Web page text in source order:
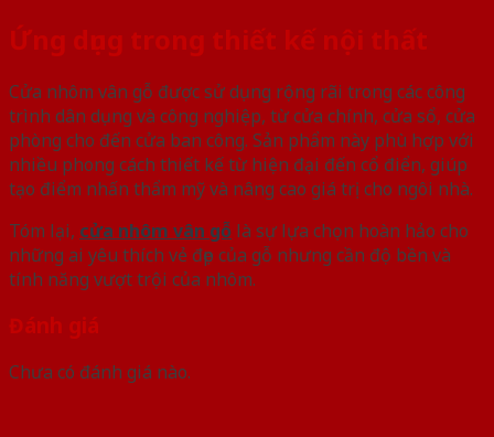
Ứng dụng trong thiết kế nội thất
Cửa nhôm vân gỗ được sử dụng rộng rãi trong các công
trình dân dụng và công nghiệp, từ cửa chính, cửa sổ, cửa
phòng cho đến cửa ban công. Sản phẩm này phù hợp với
nhiều phong cách thiết kế từ hiện đại đến cổ điển, giúp
tạo điểm nhấn thẩm mỹ và nâng cao giá trị cho ngôi nhà.
Tóm lại, cửa nhôm vân gỗ là sự lựa chọn hoàn hảo cho
những ai yêu thích vẻ đẹp của gỗ nhưng cần độ bền và
tính năng vượt trội của nhôm.
Đánh giá
Chưa có đánh giá nào.